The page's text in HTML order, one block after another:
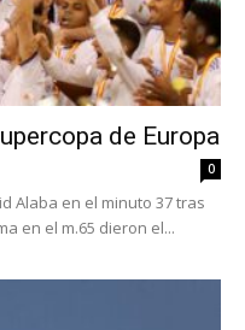
de Europa
0
Alaba en el minuto 37 tras
en el m.65 dieron el...